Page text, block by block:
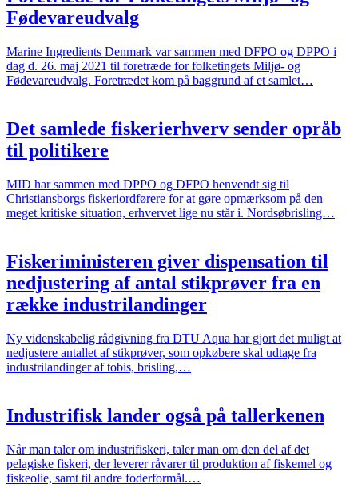
Fødevareudvalg
Marine Ingredients Denmark var sammen med DFPO og DPPO i
dag d. 26. maj 2021 til foretræde for folketingets Miljø- og
Fødevareudvalg. Foretrædet kom på baggrund af et samlet…
Det samlede fiskerierhverv sender opråb
til politikere
MID har sammen med DPPO og DFPO henvendt sig til
Christiansborgs fiskeriordførere for at gøre opmærksom på den
meget kritiske situation, erhvervet lige nu står i. Nordsøbrisling…
Fiskeriministeren giver dispensation til
nedjustering af antal stikprøver fra en
række industrilandinger
Ny videnskabelig rådgivning fra DTU Aqua har gjort det muligt at
nedjustere antallet af stikprøver, som opkøbere skal udtage fra
industrilandinger af tobis, brisling,…
Industrifisk lander også på tallerkenen
Når man taler om industrifiskeri, taler man om den del af det
pelagiske fiskeri, der leverer råvarer til produktion af fiskemel og
fiskeolie, samt til andre foderformål.…